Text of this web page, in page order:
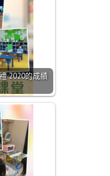
2020的成績